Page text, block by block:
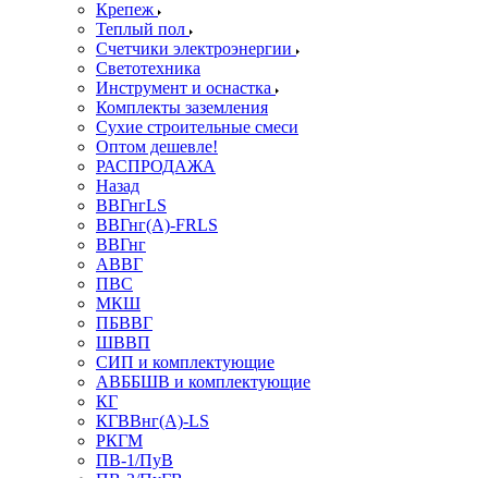
Крепеж
Теплый пол
Счетчики электроэнергии
Светотехника
Инструмент и оснастка
Комплекты заземления
Сухие строительные смеси
Оптом дешевле!
РАСПРОДАЖА
Назад
ВВГнгLS
ВВГнг(А)-FRLS
ВВГнг
АВВГ
ПВС
МКШ
ПБВВГ
ШВВП
СИП и комплектующие
АВББШВ и комплектующие
КГ
КГВВнг(А)-LS
РКГМ
ПВ-1/ПуВ